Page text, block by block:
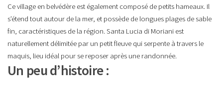
Ce village en belvédère est également composé de petits hameaux. Il
s’étend tout autour de la mer, et possède de longues plages de sable
fin, caractéristiques de la région. Santa Lucia di Moriani est
naturellement délimitée par un petit fleuve qui serpente à travers le
maquis, lieu idéal pour se reposer après une randonnée.
Un peu d’histoire :